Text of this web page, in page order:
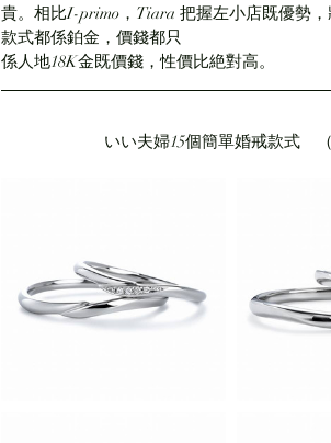
貴。相比I-primo，Tiara 把握左小店既優勢
款式都係鉑金，價錢都只
係人地18K金既價錢，性價比絶對高。
いい夫婦15個簡單婚戒款式　